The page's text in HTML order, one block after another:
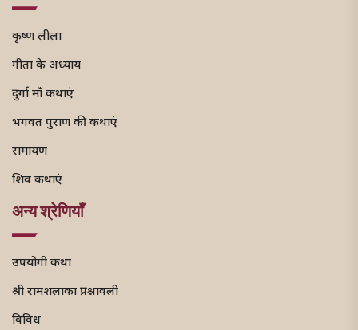
कृष्ण लीला
गीता के अध्याय
दुर्गा माँ कथाएं
भगवत पुराण की कथाएं
रामायण
शिव कथाएं
अन्य श्रेणियाँ
उपयोगी कथा
श्री रामशलाका प्रश्नावली
विविध